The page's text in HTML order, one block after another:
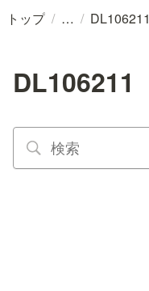
トップ / / DL106211
DL106211